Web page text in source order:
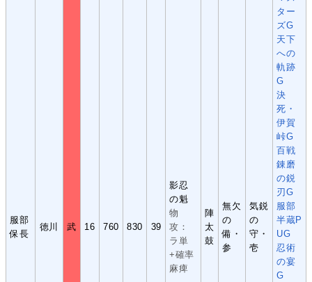
服部
保長
徳川 武 16 760 830 39
影忍
の魁
物
攻：
ラ単
+確率
麻痺
陣
太
鼓
無欠
の
備・
参
気鋭
の
守・
壱
ター
ズG
天下
への
軌跡
G
決
死・
伊賀
峠G
百戦
錬磨
の鋭
刃G
服部
半蔵P
UG
忍術
の宴
G